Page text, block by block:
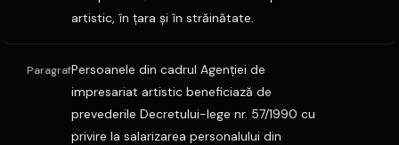
artistic, în ţara şi în străinătate.
ParagrafPersoanele din cadrul Agenţiei de
impresariat artistic beneficiază de
prevederile Decretului-lege nr. 57/1990 cu
privire la salarizarea personalului din